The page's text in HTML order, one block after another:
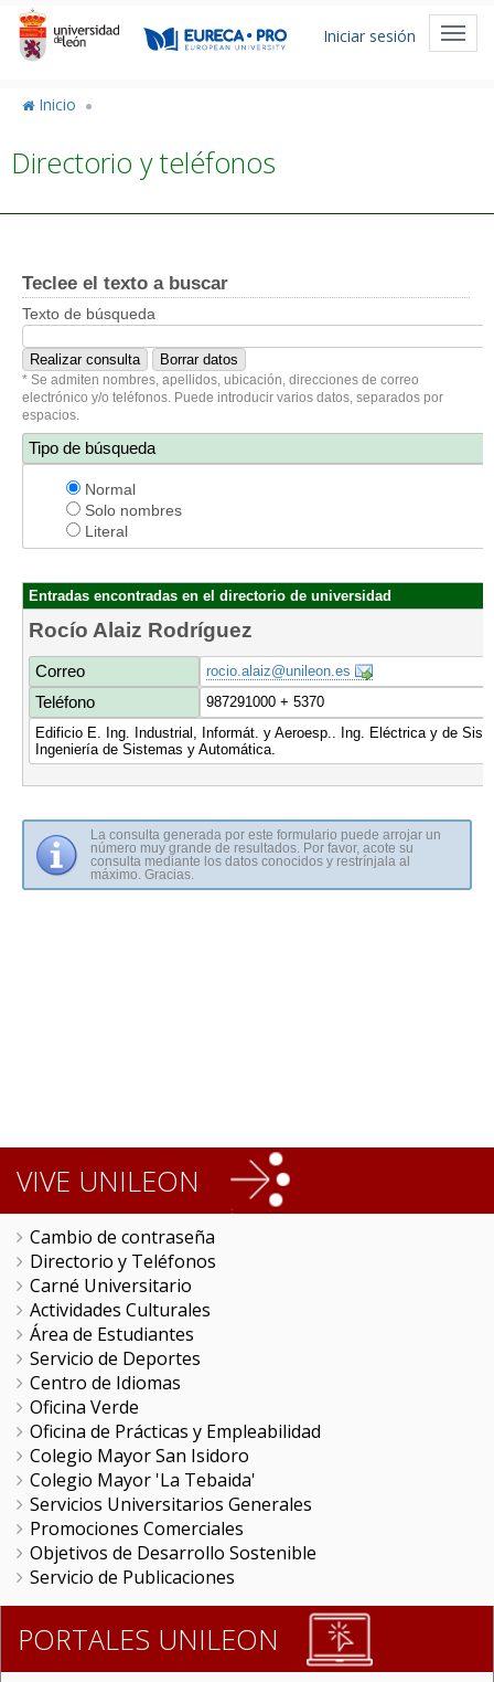
Pasar
contenido
Menú
Iniciar sesión
Inicio
Directorio y teléfonos
VIVE UNILEON
Cambio de contraseña
Directorio y Teléfonos
Carné Universitario
Actividades Culturales
Área de Estudiantes
Servicio de Deportes
Centro de Idiomas
Oficina Verde
Oficina de Prácticas y Empleabilidad
Colegio Mayor San Isidoro
Colegio Mayor 'La Tebaida'
Servicios Universitarios Generales
Promociones Comerciales
Objetivos de Desarrollo Sostenible
Servicio de Publicaciones
PORTALES UNILEON